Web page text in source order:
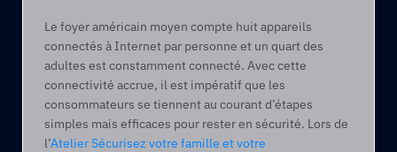
Le foyer américain moyen compte huit appareils
connectés à Internet par personne et un quart des
adultes est constamment connecté. Avec cette
connectivité accrue, il est impératif que les
consommateurs se tiennent au courant d’étapes
simples mais efficaces pour rester en sécurité. Lors de
l’Atelier Sécurisez votre famille et votre